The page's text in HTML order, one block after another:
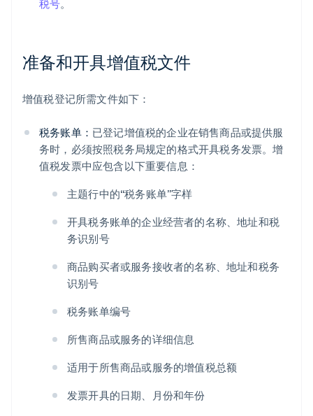
税号。
准备和开具增值税文件
增值税登记所需文件如下：
税务账单： 已登记增值税的企业在销售商品或提供服
务时，必须按照税务局规定的格式开具税务发票。增
值税发票中应包含以下重要信息：
主题行中的“税务账单”字样
开具税务账单的企业经营者的名称、地址和税
务识别号
商品购买者或服务接收者的名称、地址和税务
识别号
税务账单编号
所售商品或服务的详细信息
适用于所售商品或服务的增值税总额
发票开具的日期、月份和年份